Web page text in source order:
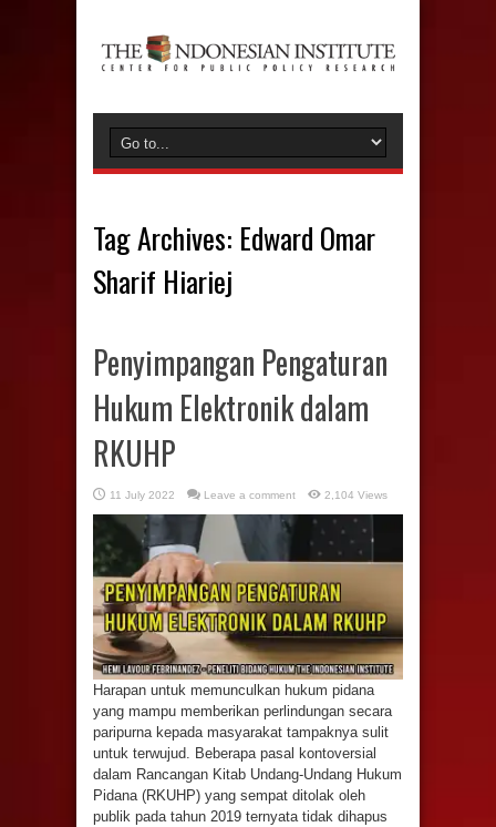
Tag Archives: Edward Omar
Sharif Hiariej
Penyimpangan Pengaturan
Hukum Elektronik dalam
RKUHP
11 July 2022 Leave a comment 2,104 Views
Harapan untuk memunculkan hukum pidana
yang mampu memberikan perlindungan secara
paripurna kepada masyarakat tampaknya sulit
untuk terwujud. Beberapa pasal kontoversial
dalam Rancangan Kitab Undang-Undang Hukum
Pidana (RKUHP) yang sempat ditolak oleh
publik pada tahun 2019 ternyata tidak dihapus